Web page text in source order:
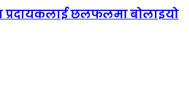
प्रदायकलाई छलफलमा बोलाइयो